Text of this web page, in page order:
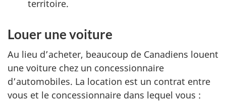
territoire.
Louer une voiture
Au lieu d’acheter, beaucoup de Canadiens louent
une voiture chez un concessionnaire
d’automobiles. La location est un contrat entre
vous et le concessionnaire dans lequel vous :